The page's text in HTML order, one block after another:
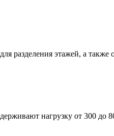
разделения этажей, а
нагрузку от 300 до